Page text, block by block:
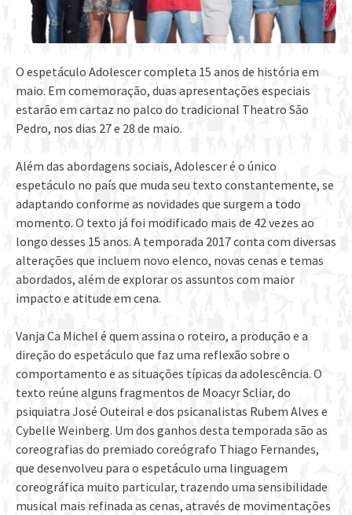
O espetáculo Adolescer completa 15 anos de história em
maio. Em comemoração, duas apresentações especiais
estarão em cartaz no palco do tradicional Theatro São
Pedro, nos dias 27 e 28 de maio.
Além das abordagens sociais, Adolescer é o único
espetáculo no país que muda seu texto constantemente, se
adaptando conforme as novidades que surgem a todo
momento. O texto já foi modificado mais de 42 vezes ao
longo desses 15 anos. A temporada 2017 conta com diversas
alterações que incluem novo elenco, novas cenas e temas
abordados, além de explorar os assuntos com maior
impacto e atitude em cena.
Vanja Ca Michel é quem assina o roteiro, a produção e a
direção do espetáculo que faz uma reflexão sobre o
comportamento e as situações típicas da adolescência. O
texto reúne alguns fragmentos de Moacyr Scliar, do
psiquiatra José Outeiral e dos psicanalistas Rubem Alves e
Cybelle Weinberg. Um dos ganhos desta temporada são as
coreografias do premiado coreógrafo Thiago Fernandes,
que desenvolveu para o espetáculo uma linguagem
coreográfica muito particular, trazendo uma sensibilidade
musical mais refinada as cenas, através de movimentações